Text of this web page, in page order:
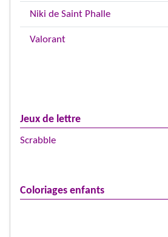
Niki de Saint Phalle
Valorant
Jeux de lettre
Scrabble
Coloriages enfants